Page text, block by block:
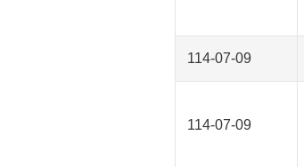
114-07-09
114-07-09